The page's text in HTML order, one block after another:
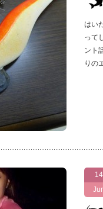
はい
って
ント
りの
14